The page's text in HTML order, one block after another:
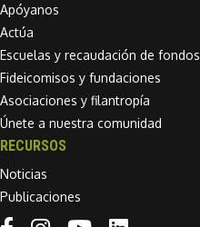
Apóyanos
Actúa
Escuelas y recaudación de fondos
Fideicomisos y fundaciones
Asociaciones y filantropía
Únete a nuestra comunidad
RECURSOS
Noticias
Publicaciones